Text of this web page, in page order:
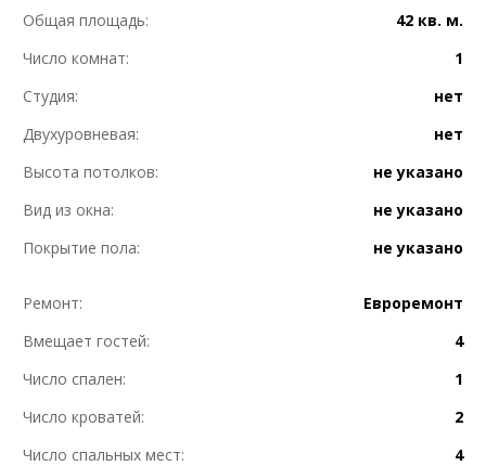
Общая площадь:
42 кв. м.
Число комнат:
1
Студия:
нет
Двухуровневая:
нет
Высота потолков:
не указано
Вид из окна:
не указано
Покрытие пола:
не указано
Ремонт:
Евроремонт
Вмещает гостей:
4
Число спален:
1
Число кроватей:
2
Число спальных мест:
4